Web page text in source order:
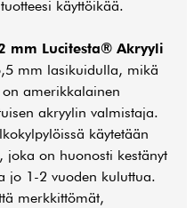
käyttöikää.
mm Lucitesta® Akryyli
mm lasikuidulla, mikä
amerikkalainen
akryylin valmistaja.
käytetään
joka on huonosti kestänyt
jo 1-2 vuoden kuluttua.
merkkittömät,